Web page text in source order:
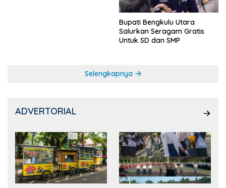
Bupati Bengkulu Utara
Salurkan Seragam Gratis
Untuk SD dan SMP
Selengkapnya
ADVERTORIAL